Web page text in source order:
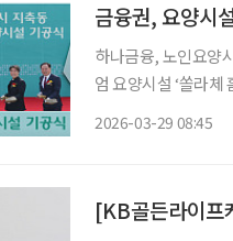
금융권, 요양시
하나금융, 노인요양시설 건
엄 요양시설 ‘쏠라체 홈 미사’ 개소 금융권이 고령화 시
2026-03-29 08:45